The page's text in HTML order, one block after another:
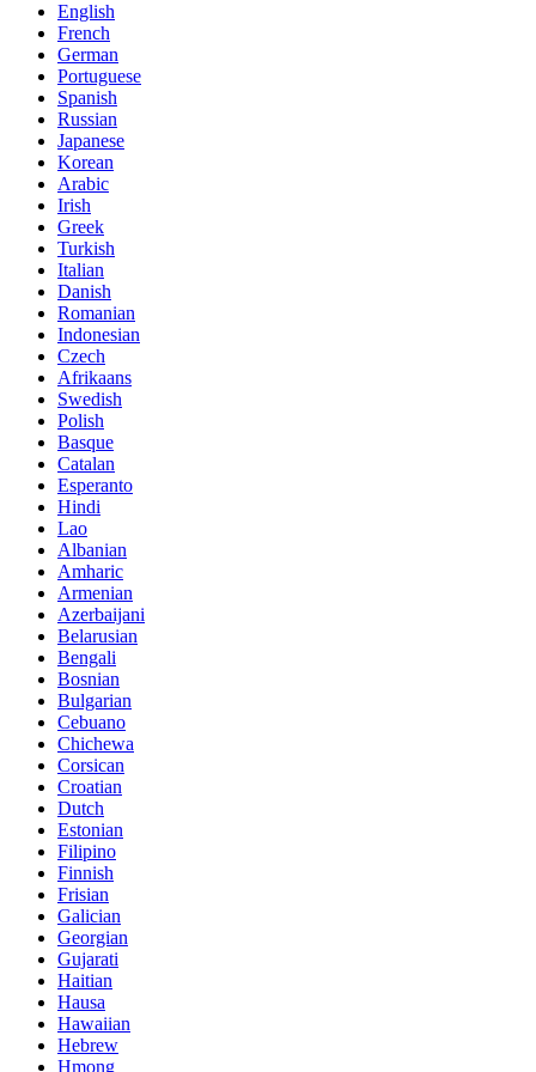
English
French
German
Portuguese
Spanish
Russian
Japanese
Korean
Arabic
Irish
Greek
Turkish
Italian
Danish
Romanian
Indonesian
Czech
Afrikaans
Swedish
Polish
Basque
Catalan
Esperanto
Hindi
Lao
Albanian
Amharic
Armenian
Azerbaijani
Belarusian
Bengali
Bosnian
Bulgarian
Cebuano
Chichewa
Corsican
Croatian
Dutch
Estonian
Filipino
Finnish
Frisian
Galician
Georgian
Gujarati
Haitian
Hausa
Hawaiian
Hebrew
Hmong